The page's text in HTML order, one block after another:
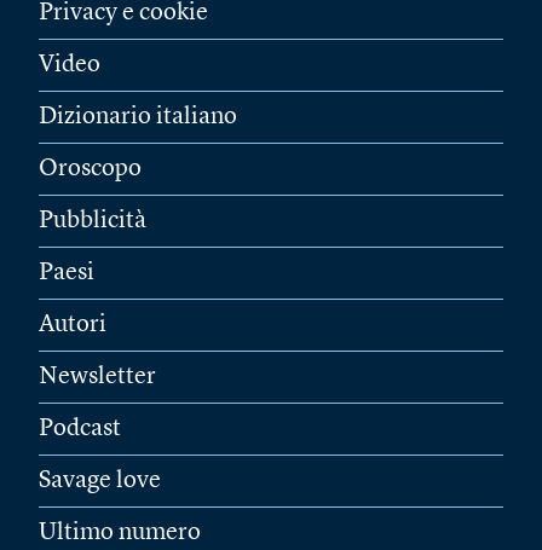
Privacy e cookie
Video
Dizionario italiano
Oroscopo
Pubblicità
Paesi
Autori
Newsletter
Podcast
Savage love
Ultimo numero